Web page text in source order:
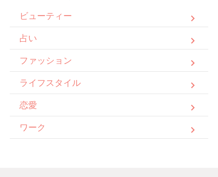
ビューティー
占い
ファッション
ライフスタイル
恋愛
ワーク